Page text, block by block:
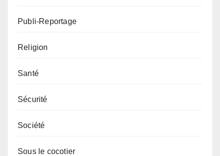
Publi-Reportage
Religion
Santé
Sécurité
Société
Sous le cocotier